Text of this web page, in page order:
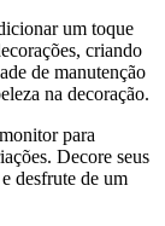
um toque
criando
de manutenção
na decoração.
para
Decore seus
desfrute de um